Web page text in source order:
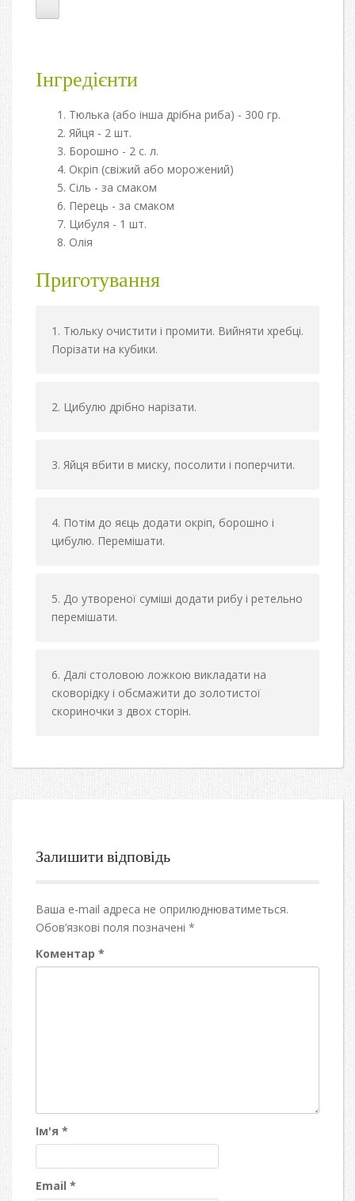
Інгредієнти
Тюлька (або інша дрібна риба) - 300 гр.
Яйця - 2 шт.
Борошно - 2 с. л.
Окріп (свіжий або морожений)
Сіль - за смаком
Перець - за смаком
Цибуля - 1 шт.
Олія
Приготування
Тюльку очистити і промити. Вийняти хребці.
Порізати на кубики.
Цибулю дрібно нарізати.
Яйця вбити в миску, посолити і поперчити.
Потім до яєць додати окріп, борошно і
цибулю. Перемішати.
До утвореної суміші додати рибу і ретельно
перемішати.
Далі столовою ложкою викладати на
сковорідку і обсмажити до золотистої
скориночки з двох сторін.
Залишити відповідь
Ваша e-mail адреса не оприлюднюватиметься.
Обов’язкові поля позначені *
Коментар *
Ім'я *
Email *